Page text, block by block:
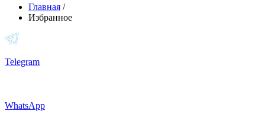
Главная /
Избранное
Telegram
WhatsApp